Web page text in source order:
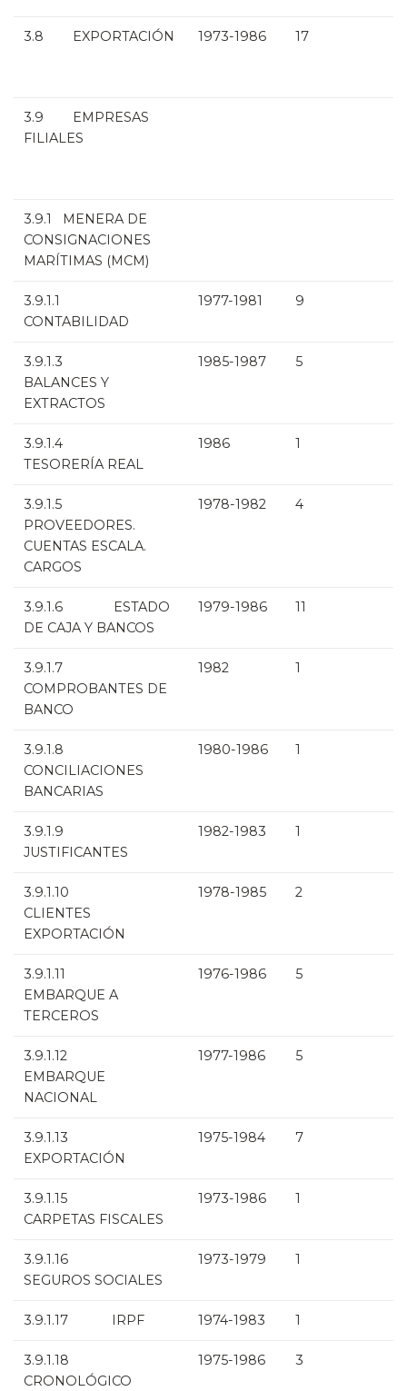
3.8 EXPORTACIÓN 1973-1986 17
3.9 EMPRESAS
FILIALES
3.9.1 MENERA DE
CONSIGNACIONES
MARÍTIMAS (MCM)
3.9.1.1
CONTABILIDAD
1977-1981 9
3.9.1.3
BALANCES Y
EXTRACTOS
1985-1987 5
3.9.1.4
TESORERÍA REAL
1986 1
3.9.1.5
PROVEEDORES.
CUENTAS ESCALA.
CARGOS
1978-1982 4
3.9.1.6 ESTADO
DE CAJA Y BANCOS
1979-1986 11
3.9.1.7
COMPROBANTES DE
BANCO
1982 1
3.9.1.8
CONCILIACIONES
BANCARIAS
1980-1986 1
3.9.1.9
JUSTIFICANTES
1982-1983 1
3.9.1.10
CLIENTES
EXPORTACIÓN
1978-1985 2
3.9.1.11
EMBARQUE A
TERCEROS
1976-1986 5
3.9.1.12
EMBARQUE
NACIONAL
1977-1986 5
3.9.1.13
EXPORTACIÓN
1975-1984 7
3.9.1.15
CARPETAS FISCALES
1973-1986 1
3.9.1.16
SEGUROS SOCIALES
1973-1979 1
3.9.1.17 IRPF 1974-1983 1
3.9.1.18
CRONOLÓGICO
1975-1986 3